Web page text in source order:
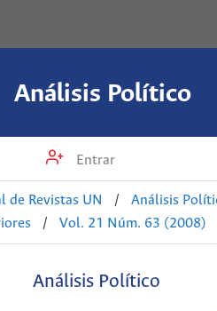
Análisis Político
Entrar
de Revistas UN /
Análisis
/ Vol. 21 Núm. 63 (2008)
Análisis Político